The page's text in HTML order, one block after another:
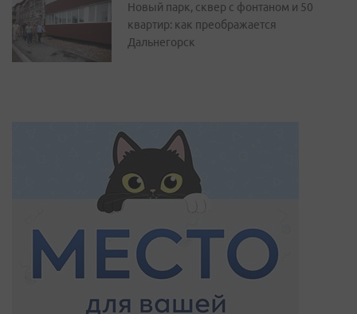
Новый парк, сквер с фонтаном и 50
квартир: как преображается
Дальнегорск